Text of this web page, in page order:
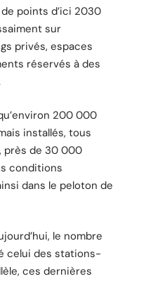
points d’ici 2030
sur
privés, espaces
réservés à des
200 000
installés, tous
près de 30 000
conditions
dans le peloton de
le nombre
celui des stations-
ces dernières